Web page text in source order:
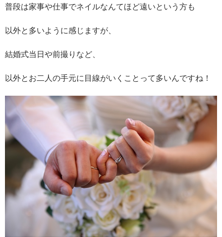
普段は家事や仕事でネイルなんてほど遠いという方も
以外と多いように感じますが、
結婚式当日や前撮りなど、
以外とお二人の手元に目線がいくことって多いんですね！